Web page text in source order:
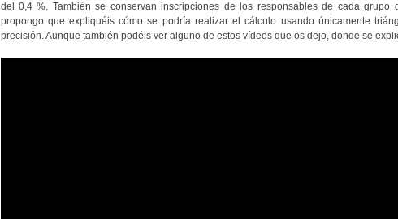
del 0,4 %. También se conservan inscripciones de los responsables de cada
propongo que expliquéis cómo se podría realizar el cálculo usando únicamente
precisión. Aunque también podéis ver alguno de estos vídeos que os dejo, donde se